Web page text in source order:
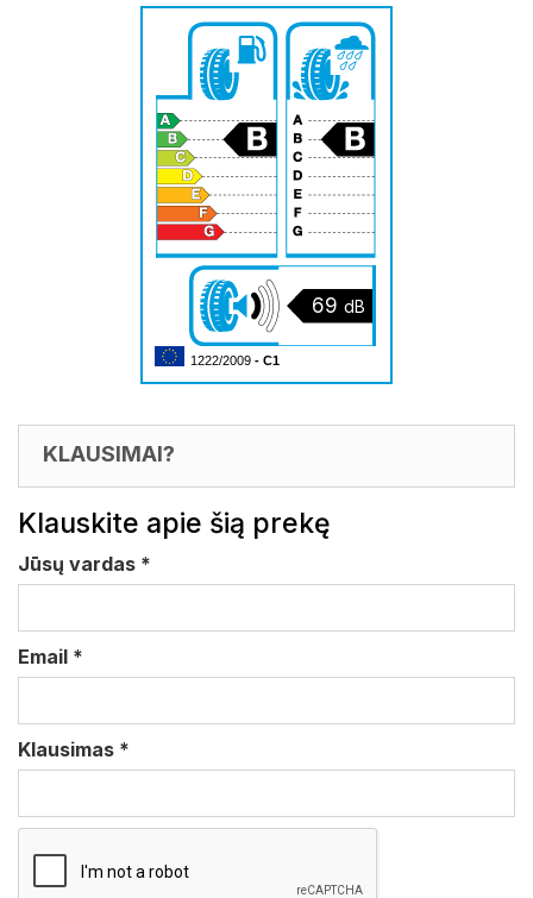
69 dB
1222/2009 - C1
KLAUSIMAI?
Klauskite apie šią prekę
Jūsų vardas *
Email *
Klausimas *